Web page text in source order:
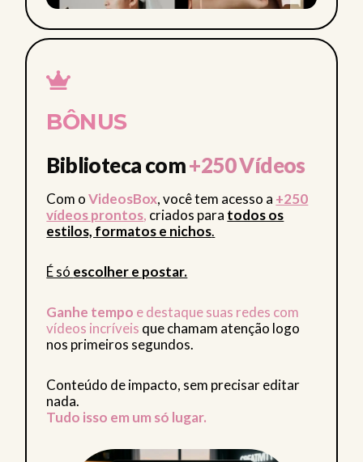
BÔNUS
Biblioteca com+250 Vídeos
Com oVideosBox, você tem acesso a +250
vídeos prontos, criados para todos os
estilos, formatos e nichos.
É só escolher e postar.
Ganhe tempo e destaque suas redes com
vídeos incríveis que chamam atenção logo
nos primeiros segundos.
Conteúdo de impacto, sem precisar editar
nada.
Tudo isso em um só lugar.